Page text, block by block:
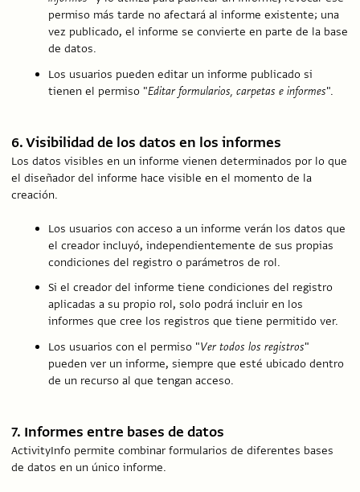
permiso más tarde no afectará al informe existente; una
vez publicado, el informe se convierte en parte de la base
de datos.
Los usuarios pueden editar un informe publicado si
tienen el permiso "Editar formularios, carpetas e informes".
6. Visibilidad de los datos en los informes
Los datos visibles en un informe vienen determinados por lo que
el diseñador del informe hace visible en el momento de la
creación.
Los usuarios con acceso a un informe verán los datos que
el creador incluyó, independientemente de sus propias
condiciones del registro o parámetros de rol.
Si el creador del informe tiene condiciones del registro
aplicadas a su propio rol, solo podrá incluir en los
informes que cree los registros que tiene permitido ver.
Los usuarios con el permiso "Ver todos los registros"
pueden ver un informe, siempre que esté ubicado dentro
de un recurso al que tengan acceso.
7. Informes entre bases de datos
ActivityInfo permite combinar formularios de diferentes bases
de datos en un único informe.